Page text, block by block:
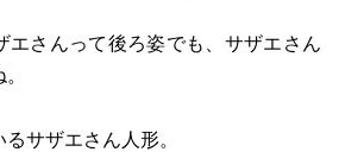
エさんって後ろ姿でも、サザエさん
サザエさん人形。